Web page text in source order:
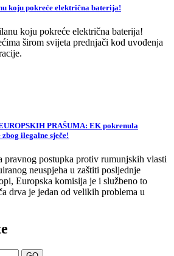
koju pokreće električna baterija!
koju pokreće električna baterija!
širom svijeta prednjači kod uvođenja
PRAŠUMA: EK pokrenula
ilegalne sječe!
pravnog postupka protiv rumunjskih vlasti
neuspjeha u zaštiti posljednje
Europska komisija je i službeno to
drva je jedan od velikih problema u